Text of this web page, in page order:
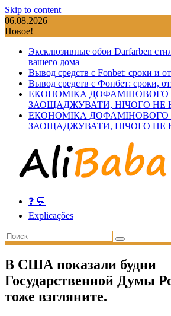
Skip to content
06.08.2026
Новое!
Эксклюзивные обои Darfarben
вашего дома
Вывод средств с Fonbet: сроки и
Вывод средств с Фонбет: сроки,
ЕКОНОМІКА ДОФАМІНОВОГО
ЗАОЩАДЖУВАТИ, НІЧОГО НЕ
ЕКОНОМІКА ДОФАМІНОВОГО
ЗАОЩАДЖУВАТИ, НІЧОГО НЕ
❓ 💬
Explicações
В США показали будни
Государственной Думы
тоже взгляните.